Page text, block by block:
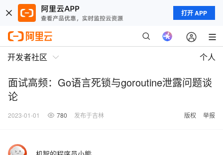
打开 APP
开发者社区 个人
面试高频：Go语言死锁与goroutine泄露问题谈
论
2023-01-01 780 发布于吉林 版权 举报